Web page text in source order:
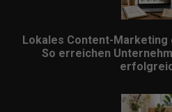
Lokales Content-Marketing
So erreichen